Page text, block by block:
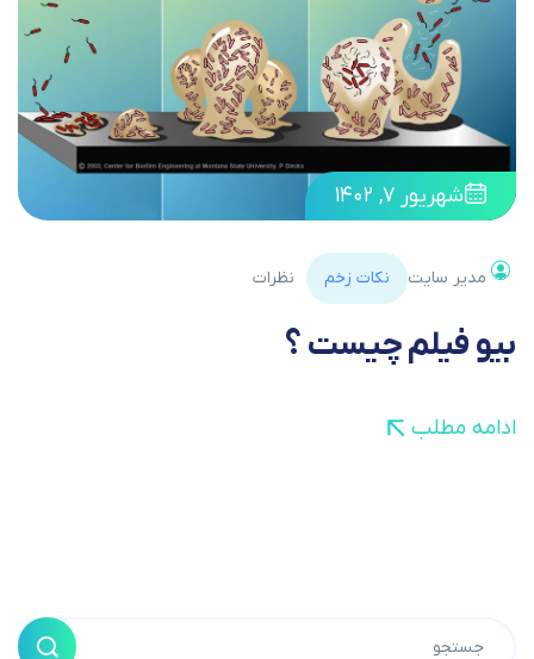
شهریور ۷, ۱۴۰۲
مدیر سایت نکات زخم نظرات
بیو فیلم چیست ؟
ادامه مطلب